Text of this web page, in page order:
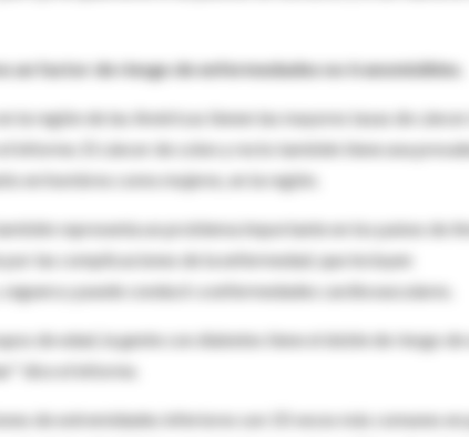
un factor de riesgo de enfermedades no transmisibles.
la región de las Américas tienen las mayores tasas de cáncer
informe. El cáncer de colon y recto también tiene una
en hombres como mujeres, en la región.
representa un problema importante en los países de
las complicaciones de la enfermedad, que incluyen
y puede conducir a enfermedades cardiovasculares.
de edad, la gente con diabetes tiene el doble de riesgo
dice el informe.
de extremidades inferiores son 10 veces más comunes